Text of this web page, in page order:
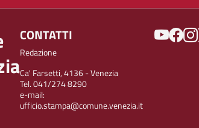
CONTATTI
Redazione
Ca' Farsetti, 4136 - Venezia
Tel. 041/274 8290
e-mail:
ufficio.stampa@comune.venezia.it